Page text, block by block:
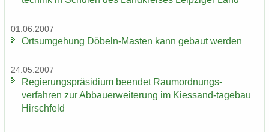
01.06.2007
Orts­um­ge­hung Döbeln-​Masten kann ge­baut wer­den
24.05.2007
Re­gie­rungs­prä­si­di­um be­en­det Raumordnungs-​
verfahren zur Ab­bau­erwei­te­rung im Kiessand-​tagebau
Hirsch­feld